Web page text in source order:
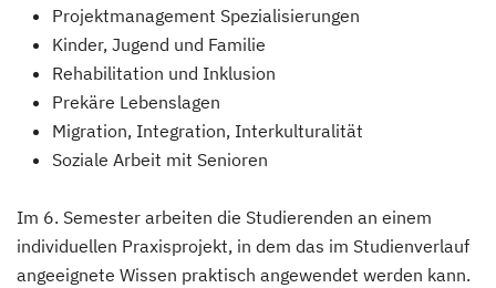
Projektmanagement Spezialisierungen
Kinder, Jugend und Familie
Rehabilitation und Inklusion
Prekäre Lebenslagen
Migration, Integration, Interkulturalität
Soziale Arbeit mit Senioren
Im 6. Semester arbeiten die Studierenden an einem
individuellen Praxisprojekt, in dem das im Studienverlauf
angeeignete Wissen praktisch angewendet werden kann.